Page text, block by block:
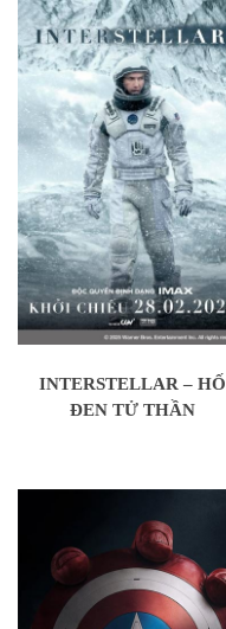
INTERSTELLAR – HỐ
ĐEN TỬ THẦN